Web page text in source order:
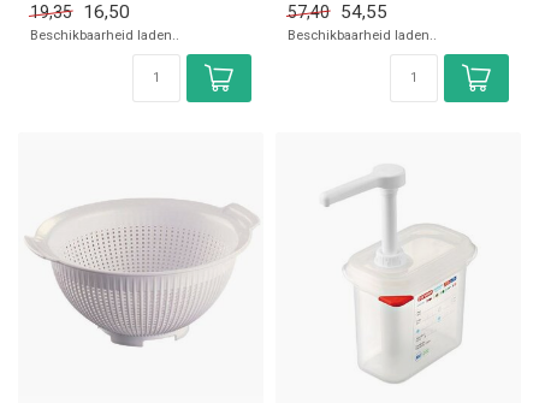
19,35
16,50
Beschikbaarheid laden..
simpel en snel ko...
57,40 54,55
Beschikbaarheid laden..